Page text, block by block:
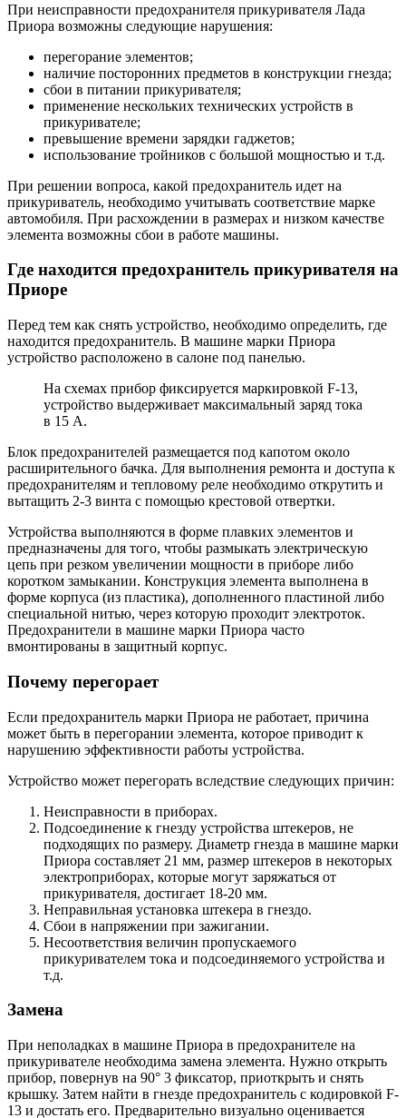
При неисправности предохранителя прикуривателя Лада
Приора возможны следующие нарушения:
перегорание элементов;
наличие посторонних предметов в конструкции гнезда;
сбои в питании прикуривателя;
применение нескольких технических устройств в
прикуривателе;
превышение времени зарядки гаджетов;
использование тройников с большой мощностью и т.д.
При решении вопроса, какой предохранитель идет на
прикуриватель, необходимо учитывать соответствие марке
автомобиля. При расхождении в размерах и низком качестве
элемента возможны сбои в работе машины.
Где находится предохранитель прикуривателя на
Приоре
Перед тем как снять устройство, необходимо определить, где
находится предохранитель. В машине марки Приора
устройство расположено в салоне под панелью.
На схемах прибор фиксируется маркировкой F-13,
устройство выдерживает максимальный заряд тока
в 15 А.
Блок предохранителей размещается под капотом около
расширительного бачка. Для выполнения ремонта и доступа к
предохранителям и тепловому реле необходимо открутить и
вытащить 2-3 винта с помощью крестовой отвертки.
Устройства выполняются в форме плавких элементов и
предназначены для того, чтобы размыкать электрическую
цепь при резком увеличении мощности в приборе либо
коротком замыкании. Конструкция элемента выполнена в
форме корпуса (из пластика), дополненного пластиной либо
специальной нитью, через которую проходит электроток.
Предохранители в машине марки Приора часто
вмонтированы в защитный корпус.
Почему перегорает
Если предохранитель марки Приора не работает, причина
может быть в перегорании элемента, которое приводит к
нарушению эффективности работы устройства.
Устройство может перегорать вследствие следующих причин:
Неисправности в приборах.
Подсоединение к гнезду устройства штекеров, не
подходящих по размеру. Диаметр гнезда в машине марки
Приора составляет 21 мм, размер штекеров в некоторых
электроприборах, которые могут заряжаться от
прикуривателя, достигает 18-20 мм.
Неправильная установка штекера в гнездо.
Сбои в напряжении при зажигании.
Несоответствия величин пропускаемого
прикуривателем тока и подсоединяемого устройства и
т.д.
Замена
При неполадках в машине Приора в предохранителе на
прикуривателе необходима замена элемента. Нужно открыть
прибор, повернув на 90° 3 фиксатор, приоткрыть и снять
крышку. Затем найти в гнезде предохранитель с кодировкой F-
13 и достать его. Предварительно визуально оценивается